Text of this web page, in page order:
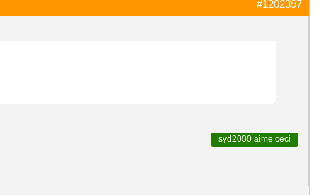
#1202397
syd2000 aime ceci